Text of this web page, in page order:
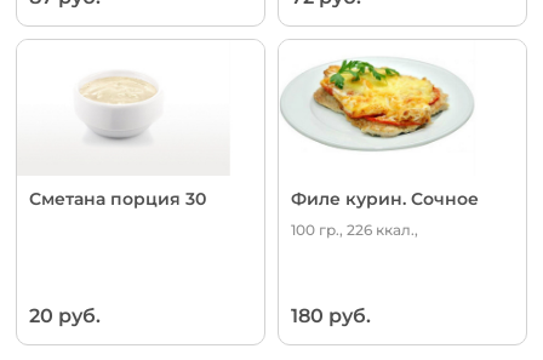
Сметана порция 30
20 руб.
Филе курин. Сочное
100 гр., 226 ккал.,
180 руб.